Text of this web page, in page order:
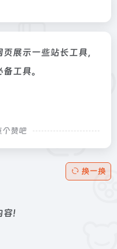
展示一些站长工具，
工具。
个赞吧
换一换
容!